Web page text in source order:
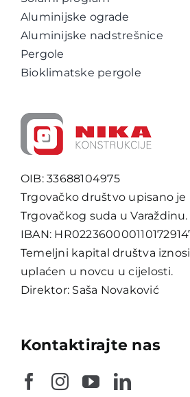
Aluminijske ograde
Aluminijske nadstrešnice
Pergole
Bioklimatske pergole
OIB: 33688104975
Trgovačko društvo upisano
Trgovačkog suda u Varaždinu.
IBAN:
Temeljni kapital društva
uplaćen u novcu u cijelosti.
Direktor: Saša Novaković
Kontaktirajte nas